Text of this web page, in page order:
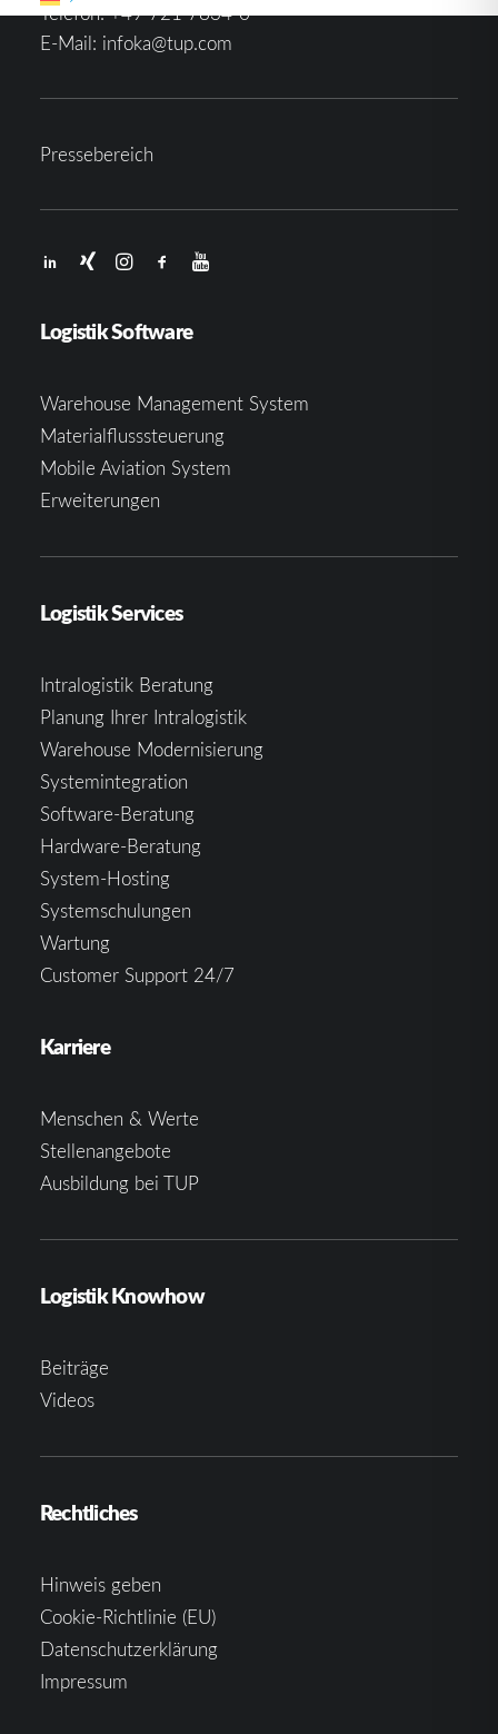
Telefon:+49 721 7834-0
E-Mail: infoka@tup.com
Pressebereich
Logistik Software
Warehouse Management System
Materialflusssteuerung
Mobile Aviation System
Erweiterungen
Logistik Services
Intralogistik Beratung
Planung Ihrer Intralogistik
Warehouse Modernisierung
Systemintegration
Software-Beratung
Hardware-Beratung
System-Hosting
Systemschulungen
Wartung
Customer Support 24/7
Karriere
Menschen & Werte
Stellenangebote
Ausbildung bei TUP
Logistik Knowhow
Beiträge
Videos
Rechtliches
Hinweis geben
Cookie-Richtlinie (EU)
Datenschutzerklärung
Impressum